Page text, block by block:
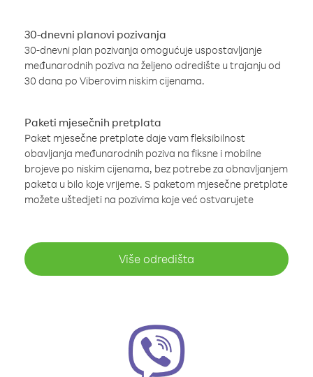
30-dnevni planovi pozivanja
30-dnevni plan pozivanja omogućuje uspostavljanje
međunarodnih poziva na željeno odredište u trajanju od
30 dana po Viberovim niskim cijenama.
Paketi mjesečnih pretplata
Paket mjesečne pretplate daje vam fleksibilnost
obavljanja međunarodnih poziva na fiksne i mobilne
brojeve po niskim cijenama, bez potrebe za obnavljanjem
paketa u bilo koje vrijeme. S paketom mjesečne pretplate
možete uštedjeti na pozivima koje već ostvarujete
Više odredišta